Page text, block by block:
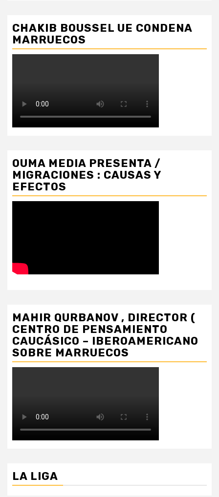
CHAKIB BOUSSEL UE CONDENA
MARRUECOS
OUMA MEDIA PRESENTA /
MIGRACIONES : CAUSAS Y
EFECTOS
MAHIR QURBANOV , DIRECTOR (
CENTRO DE PENSAMIENTO
CAUCÁSICO – IBEROAMERICANO
SOBRE MARRUECOS
LA LIGA